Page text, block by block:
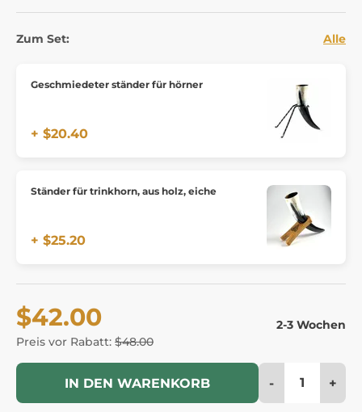
Zum Set: Alle
Geschmiedeter ständer für hörner
+ $20.40
Ständer für trinkhorn, aus holz, eiche
+ $25.20
$42.00
Preis vor Rabatt: $48.00
2-3 Wochen
IN DEN WARENKORB - +